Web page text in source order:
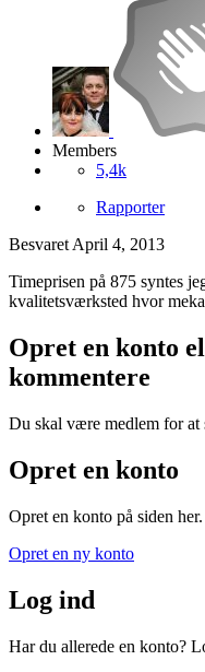
Members
5,4k
Rapporter
Besvaret April 4, 2013
Timeprisen på 875 syntes
kvalitetsværksted hvor
Opret en konto
kommentere
Du skal være medlem for at
Opret en konto
Opret en konto på siden
Opret en ny konto
Log ind
Har du allerede en konto?